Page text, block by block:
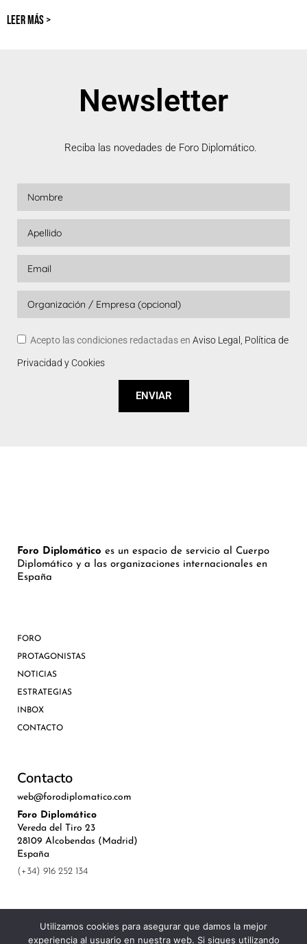
LEER MÁS >
Newsletter
Reciba las novedades de Foro Diplomático.
Acepto las condiciones redactadas en Aviso Legal, Política de
Privacidad y Cookies
ENVIAR
Foro Diplomático es un espacio de servicio al Cuerpo
Diplomático y a las organizaciones internacionales en
España
FORO
PROTAGONISTAS
NOTICIAS
ESTRATEGIAS
INBOX
CONTACTO
Contacto
web@forodiplomatico.com
Foro Diplomático
Vereda del Tiro 23
28109 Alcobendas (Madrid)
España
(+34) 916 252 134
Utilizamos cookies para asegurar que damos la mejor
experiencia al usuario en nuestra web. Si sigues utilizando